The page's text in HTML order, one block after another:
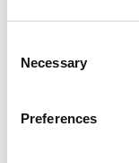
Selection
Necessary
Preferences